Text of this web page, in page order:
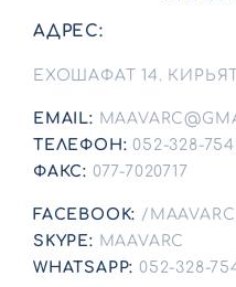
АДРЕС:
ЕХОШАФАТ 14.
EMAIL:
ТЕЛЕФОН: 052-328-
ФАКС: 077-7020717
FACEBOOK: /
SKYPE: MAAVARC
WHATSAPP: 052-328-